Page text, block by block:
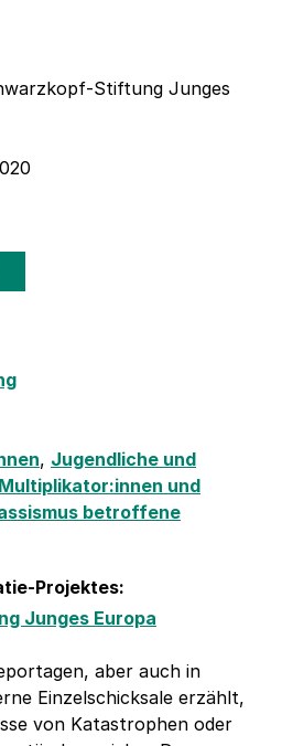
Stiftung Junges
, Jugendliche und
Multiplikator:innen und
betroffene
Projektes:
Junges Europa
aber auch in
Einzelschicksale erzählt,
von Katastrophen oder